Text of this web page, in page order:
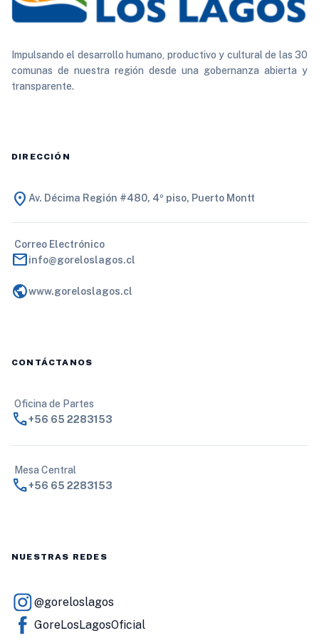
Impulsando el desarrollo humano, productivo y cultural de las 30
comunas de nuestra región desde una gobernanza abierta y
transparente.
DIRECCIÓN
location_on Av. Décima Región #480, 4º piso, Puerto Montt
Correo Electrónico
mailinfo@goreloslagos.cl
publicwww.goreloslagos.cl
CONTÁCTANOS
Oficina de Partes
call+56 65 2283153
Mesa Central
call+56 65 2283153
NUESTRAS REDES
@goreloslagos
GoreLosLagosOficial